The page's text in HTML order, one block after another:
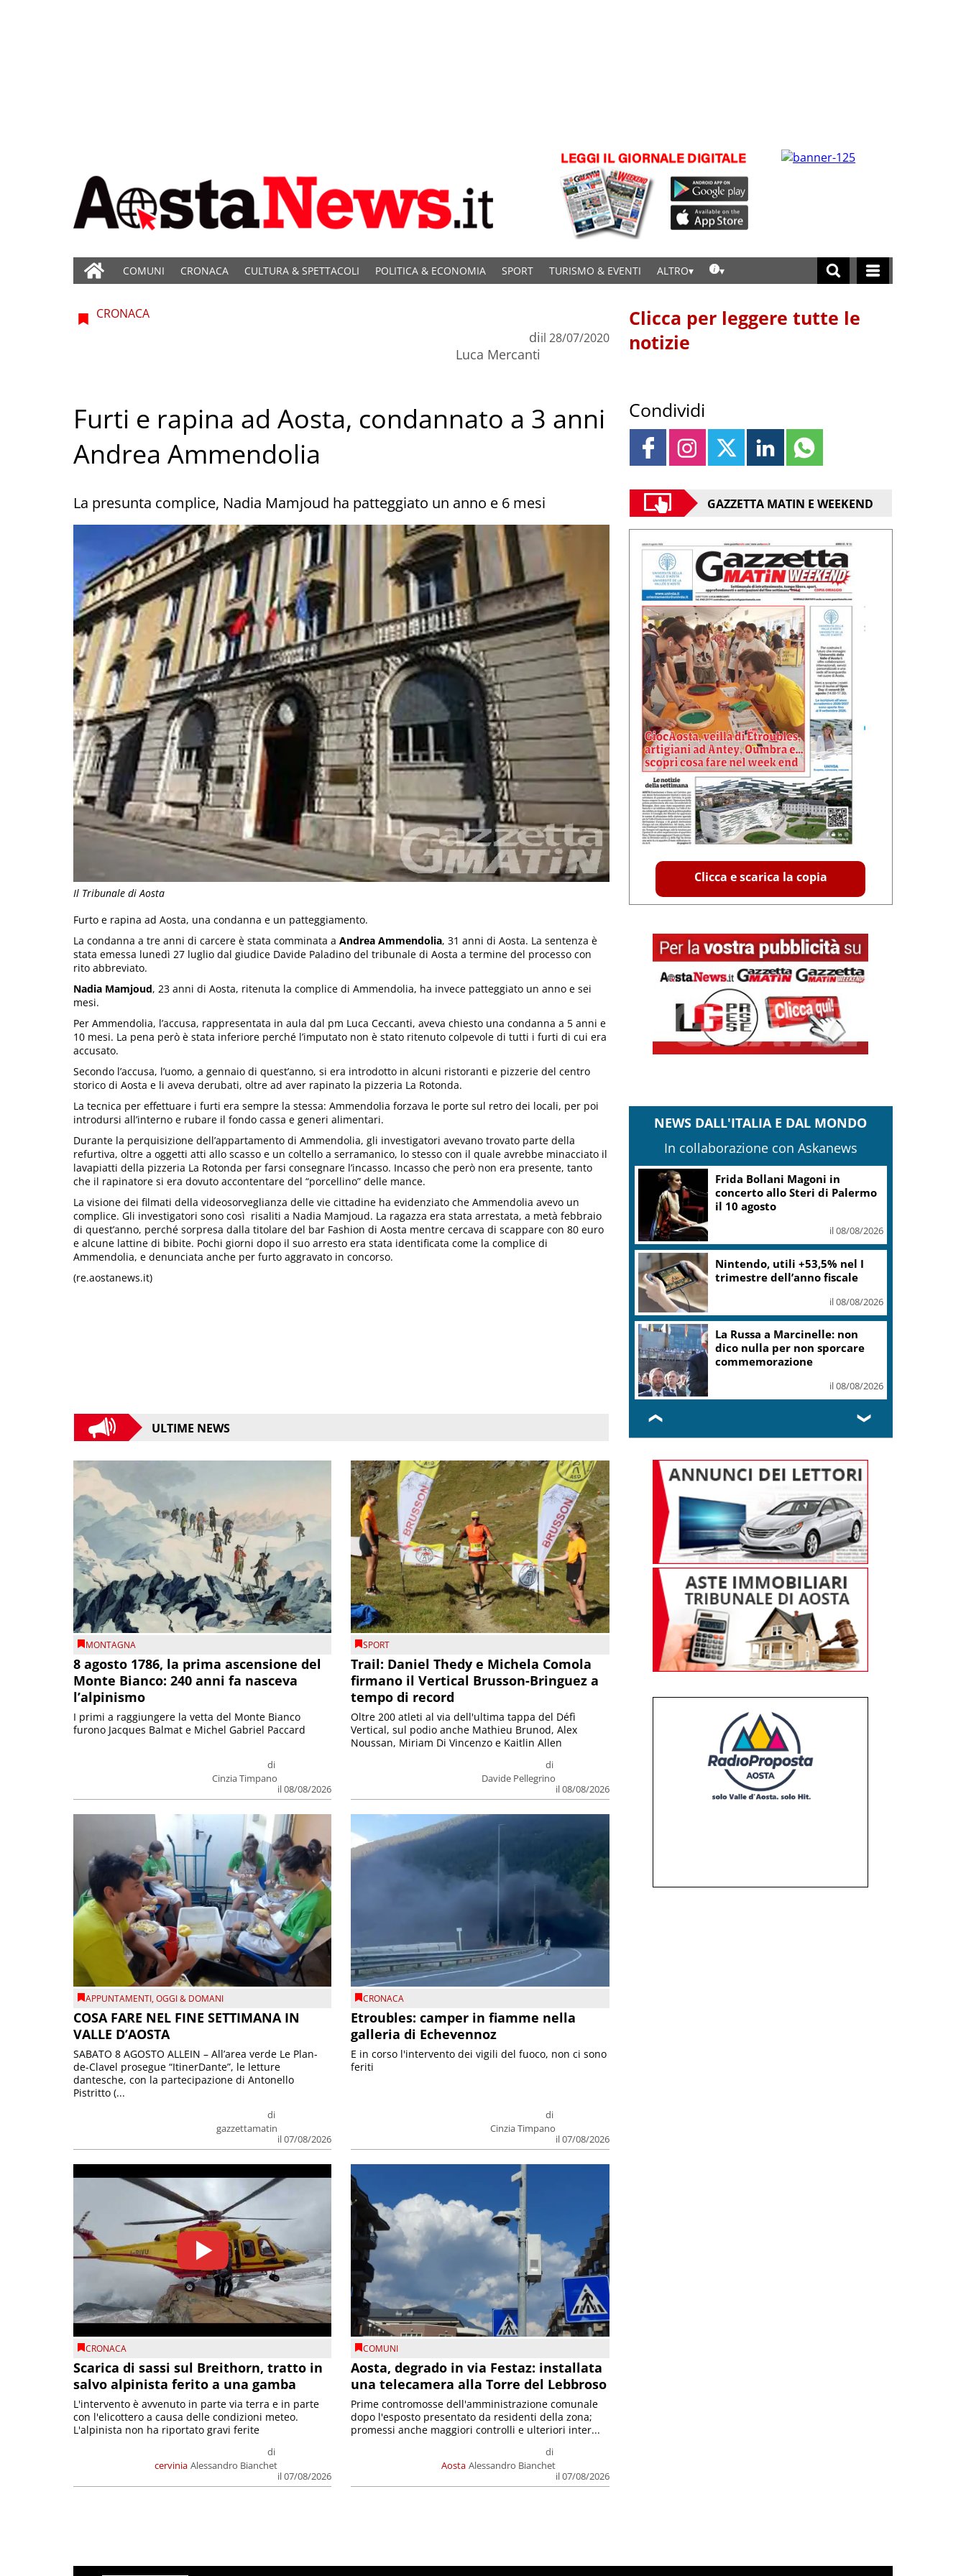
COMUNI CRONACA CULTURA & SPETTACOLI POLITICA & ECONOMIA SPORT TURISMO & EVENTI ALTRO
Il Tribunale di Aosta
CRONACA
di
Luca Mercanti
il 28/07/2020
Furti e rapina ad Aosta, condannato a 3 anni
Andrea Ammendolia
La presunta complice, Nadia Mamjoud ha patteggiato un anno e 6 mesi
Furto e rapina ad Aosta, una condanna e un patteggiamento.
La condanna a tre anni di carcere è stata comminata a Andrea Ammendolia, 31 anni di Aosta. La sentenza è
stata emessa lunedì 27 luglio dal giudice Davide Paladino del tribunale di Aosta a termine del processo con
rito abbreviato.
Nadia Mamjoud, 23 anni di Aosta, ritenuta la complice di Ammendolia, ha invece patteggiato un anno e sei
mesi.
Per Ammendolia, l’accusa, rappresentata in aula dal pm Luca Ceccanti, aveva chiesto una condanna a 5 anni e
10 mesi. La pena però è stata inferiore perché l’imputato non è stato ritenuto colpevole di tutti i furti di cui era
accusato.
Secondo l’accusa, l’uomo, a gennaio di quest’anno, si era introdotto in alcuni ristoranti e pizzerie del centro
storico di Aosta e li aveva derubati, oltre ad aver rapinato la pizzeria La Rotonda.
La tecnica per effettuare i furti era sempre la stessa: Ammendolia forzava le porte sul retro dei locali, per poi
introdursi all’interno e rubare il fondo cassa e generi alimentari.
Durante la perquisizione dell’appartamento di Ammendolia, gli investigatori avevano trovato parte della
refurtiva, oltre a oggetti atti allo scasso e un coltello a serramanico, lo stesso con il quale avrebbe minacciato il
lavapiatti della pizzeria La Rotonda per farsi consegnare l’incasso. Incasso che però non era presente, tanto
che il rapinatore si era dovuto accontentare del “porcellino” delle mance.
La visione dei filmati della videosorveglianza delle vie cittadine ha evidenziato che Ammendolia avevo un
complice. Gli investigatori sono così risaliti a Nadia Mamjoud. La ragazza era stata arrestata, a metà febbraio
di quest’anno, perché sorpresa dalla titolare del bar Fashion di Aosta mentre cercava di scappare con 80 euro
e alcune lattine di bibite. Pochi giorni dopo il suo arresto era stata identificata come la complice di
Ammendolia, e denunciata anche per furto aggravato in concorso.
(re.aostanews.it)
ULTIME NEWS
MONTAGNA
8 agosto 1786, la prima ascensione del
Monte Bianco: 240 anni fa nasceva
l’alpinismo
di
Cinzia Timpano
il 08/08/2026
I primi a raggiungere la vetta del Monte Bianco
furono Jacques Balmat e Michel Gabriel Paccard
SPORT
Trail: Daniel Thedy e Michela Comola
firmano il Vertical Brusson-Bringuez a
tempo di record
di
Davide Pellegrino
il 08/08/2026
Oltre 200 atleti al via dell'ultima tappa del Défì
Vertical, sul podio anche Mathieu Brunod, Alex
Noussan, Miriam Di Vincenzo e Kaitlin Allen
APPUNTAMENTI,OGGI & DOMANI
COSA FARE NEL FINE SETTIMANA IN
VALLE D’AOSTA
di
gazzettamatin
il 07/08/2026
SABATO 8 AGOSTO ALLEIN – All’area verde Le Plan-
de-Clavel prosegue “ItinerDante”, le letture
dantesche, con la partecipazione di Antonello
Pistritto (...
CRONACA
Etroubles: camper in fiamme nella
galleria di Echevennoz
di
Cinzia Timpano
il 07/08/2026
E in corso l'intervento dei vigili del fuoco, non ci sono
feriti
CRONACA
Scarica di sassi sul Breithorn, tratto in
salvo alpinista ferito a una gamba
cervinia
di
Alessandro Bianchet
il 07/08/2026
L'intervento è avvenuto in parte via terra e in parte
con l'elicottero a causa delle condizioni meteo.
L'alpinista non ha riportato gravi ferite
COMUNI
Aosta, degrado in via Festaz: installata
una telecamera alla Torre del Lebbroso
Aosta
di
Alessandro Bianchet
il 07/08/2026
Prime contromosse dell'amministrazione comunale
dopo l'esposto presentato da residenti della zona;
promessi anche maggiori controlli e ulteriori inter...
Clicca per leggere tutte le
notizie
Condividi
GAZZETTA MATIN E WEEKEND
Clicca e scarica la copia
NEWS DALL'ITALIA E DAL MONDO
In collaborazione con Askanews
Frida Bollani Magoni in
concerto allo Steri di Palermo
il 10 agosto
il 08/08/2026
Nintendo, utili +53,5% nel I
trimestre dell’anno fiscale
il 08/08/2026
La Russa a Marcinelle: non
dico nulla per non sporcare
commemorazione
il 08/08/2026
❮ ❯